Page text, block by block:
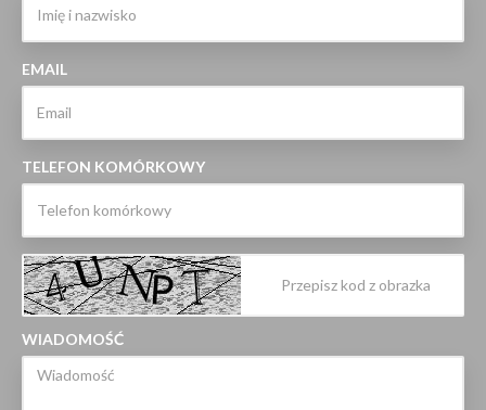
EMAIL
TELEFON KOMÓRKOWY
WIADOMOŚĆ